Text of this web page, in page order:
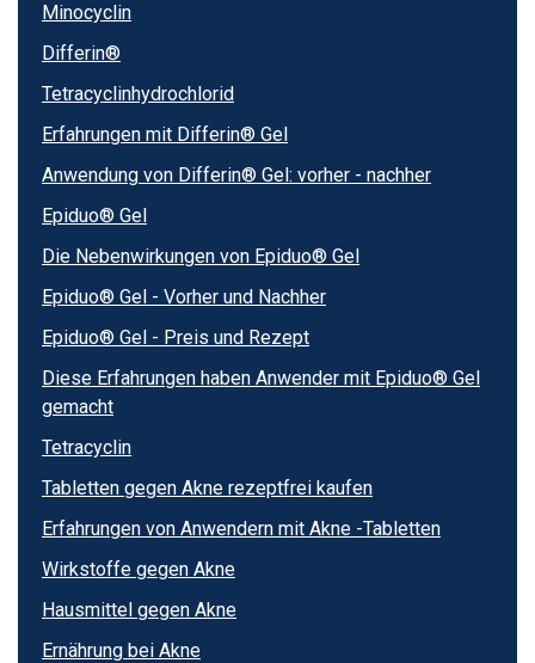
Minocyclin
Differin®
Tetracyclinhydrochlorid
Erfahrungen mit Differin® Gel
Anwendung von Differin® Gel: vorher - nachher
Epiduo® Gel
Die Nebenwirkungen von Epiduo® Gel
Epiduo® Gel - Vorher und Nachher
Epiduo® Gel - Preis und Rezept
Diese Erfahrungen haben Anwender mit Epiduo® Gel
gemacht
Tetracyclin
Tabletten gegen Akne rezeptfrei kaufen
Erfahrungen von Anwendern mit Akne -Tabletten
Wirkstoffe gegen Akne
Hausmittel gegen Akne
Ernährung bei Akne